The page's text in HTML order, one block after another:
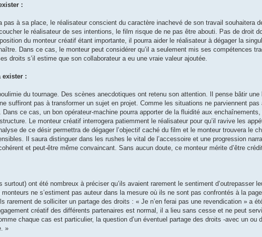
:
pas à sa place, le réalisateur conscient du caractère inachevé de son travail souhaitera
le réalisateur de ses intentions, le film risque de ne pas être abouti. Pas de droit
du monteur créatif étant importante, il pourra aider le réalisateur à dégager la
Dans ce cas, le monteur peut considérer qu’il a seulement mis ses compétences
droits s’il estime que son collaborateur a eu une vraie valeur ajoutée.
exister :
du tournage. Des scènes anecdotiques ont retenu son attention. Il pense bâtir
suffiront pas à transformer un sujet en projet. Comme les situations ne parviennent pas
ce cas, un bon opérateur-machine pourra apporter de la fluidité aux
Le monteur créatif interrogera patiemment le réalisateur pour qu’il ravive les
de ce désir permettra de dégager l’objectif caché du film et le monteur trouvera le
Il saura distinguer dans les rushes le vital de l’accessoire et une progression
et peut-être même convaincant. Sans aucun doute, ce monteur mérite d’être
ont été nombreux à préciser qu’ils avaient rarement le sentiment d’outrepasser
ne s’estiment pas auteur dans la mesure où ils ne sont pas confrontés à la
rarement de solliciter un partage des droits : « Je n’en ferai pas une revendication » a
créatif des différents partenaires est normal, il a lieu sans cesse et ne peut
chaque cas est particulier, la question d’un éventuel partage des droits -avec un ou
»